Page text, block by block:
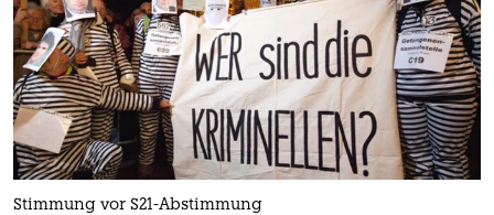
Stimmung vor S21-Abstimmung